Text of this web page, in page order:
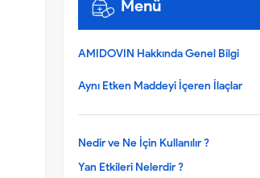
Menü
AMIDOVIN Hakkında Genel Bilgi
Aynı Etken Maddeyi İçeren İlaçlar
Nedir ve Ne İçin Kullanılır ?
Yan Etkileri Nelerdir ?